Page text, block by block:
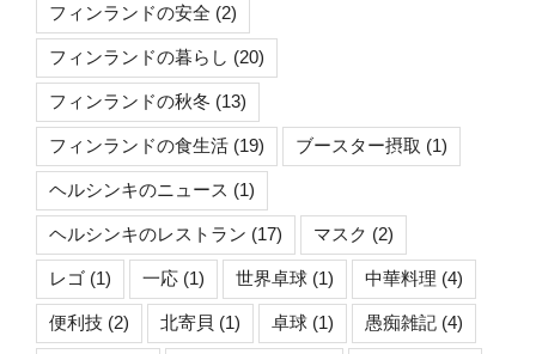
フィンランドの安全 (2)
フィンランドの暮らし (20)
フィンランドの秋冬 (13)
フィンランドの食生活 (19) ブースター摂取 (1)
ヘルシンキのニュース (1)
ヘルシンキのレストラン (17) マスク (2)
レゴ (1) 一応 (1) 世界卓球 (1) 中華料理 (4)
便利技 (2) 北寄貝 (1) 卓球 (1) 愚痴雑記 (4)